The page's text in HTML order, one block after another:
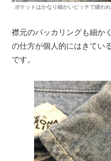
ポケットはかなり細かいピッチで縫わ
襟元のパッカリングも細か
の仕方が個人的にはきてい
です。